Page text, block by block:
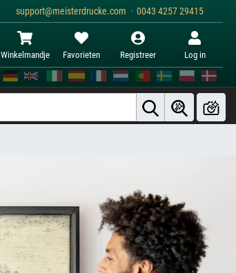
support@meisterdrucke.com · 0043 4257 29415
Winkelmandje Favorieten Registreer Log in